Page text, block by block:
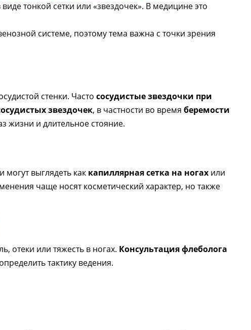
тонкой сетки или «звездочек». В медицине это
системе, поэтому тема важна с точки зрения
стенки. Часто сосудистые звездочки при
звездочек, в частности во время беремости
жизни и длительное стояние.
могут выглядеть как капиллярная сетка на ногахили
чаще носят косметический характер, но также
отеки или тяжесть в ногах. Консультация флеболога
тактику ведения.